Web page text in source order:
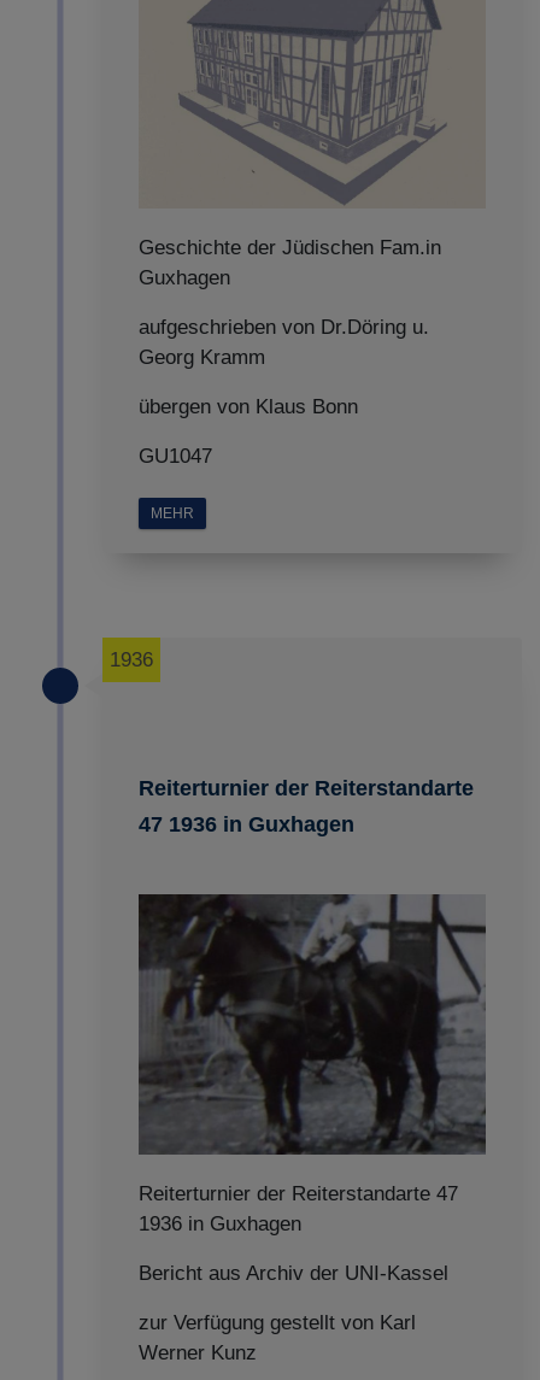
Geschichte der Jüdischen Fam.in
Guxhagen
aufgeschrieben von Dr.Döring u.
Georg Kramm
übergen von Klaus Bonn
GU1047
MEHR
Reiterturnier der Reiterstandarte
47 1936 in Guxhagen
1936
Reiterturnier der Reiterstandarte 47
1936 in Guxhagen
Bericht aus Archiv der UNI-Kassel
zur Verfügung gestellt von Karl
Werner Kunz